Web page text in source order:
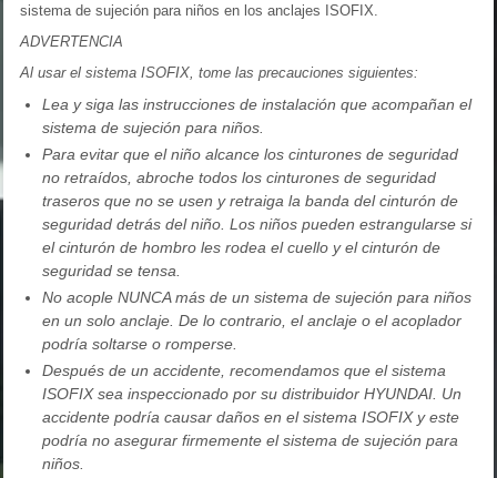
sistema de sujeción para niños en los anclajes ISOFIX.
ADVERTENCIA
Al usar el sistema ISOFIX, tome las precauciones siguientes:
Lea y siga las instrucciones de instalación que acompañan el
sistema de sujeción para niños.
Para evitar que el niño alcance los cinturones de seguridad
no retraídos, abroche todos los cinturones de seguridad
traseros que no se usen y retraiga la banda del cinturón de
seguridad detrás del niño. Los niños pueden estrangularse si
el cinturón de hombro les rodea el cuello y el cinturón de
seguridad se tensa.
No acople NUNCA más de un sistema de sujeción para niños
en un solo anclaje. De lo contrario, el anclaje o el acoplador
podría soltarse o romperse.
Después de un accidente, recomendamos que el sistema
ISOFIX sea inspeccionado por su distribuidor HYUNDAI. Un
accidente podría causar daños en el sistema ISOFIX y este
podría no asegurar firmemente el sistema de sujeción para
niños.